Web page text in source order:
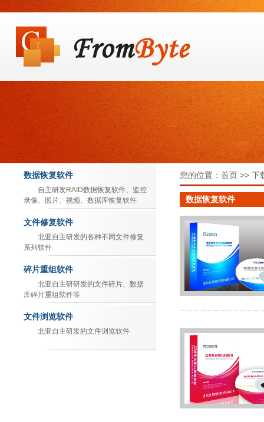
数据恢复软件
自主研发RAID数据恢复软件、监控
录像、照片、视频、数据库恢复软件
文件修复软件
北亚自主研发的各种不同文件修复
系列软件
碎片重组软件
北亚自主研研发的文件碎片、数据
库碎片重组软件等
文件浏览软件
北亚自主研发的文件浏览软件
您的位置：首页 >> 下
数据恢复软件